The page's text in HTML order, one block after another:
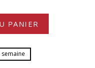
PANIER